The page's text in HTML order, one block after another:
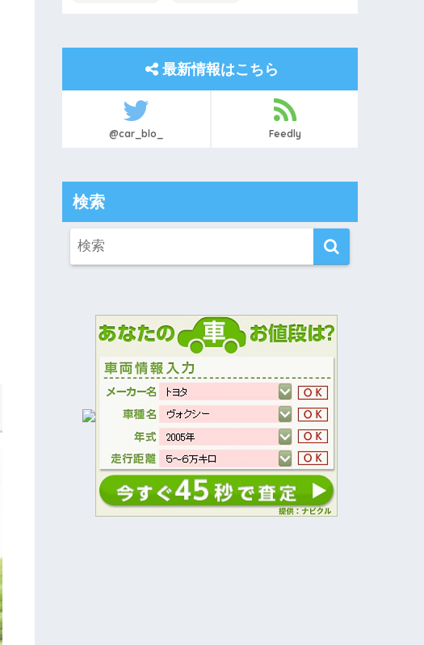
最新情報はこちら
@car_blo_ Feedly
検索